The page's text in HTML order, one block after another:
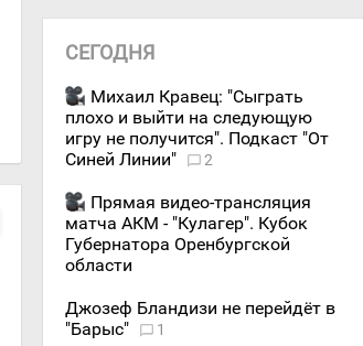
СЕГОДНЯ
Михаил Кравец: "Сыграть
плохо и выйти на следующую
игру не получится". Подкаст "От
Синей Линии"
2
Прямая видео-трансляция
матча АКМ - "Кулагер". Кубок
Губернатора Оренбургской
области
Джозеф Бландизи не перейдёт в
"Барыс"
1